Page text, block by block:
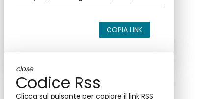
COPIA LINK
close
Codice Rss
Clicca sul pulsante per copiare il link RSS